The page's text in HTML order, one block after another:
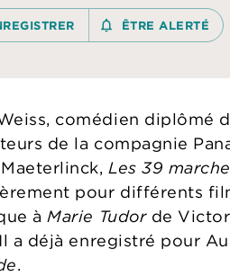
ÊTRE ALERTÉ
comédien diplômé
de la compagnie
Maeterlinck,Les 39
pour différents
àMarie Tudorde Victor
a déjà enregistré pour
.